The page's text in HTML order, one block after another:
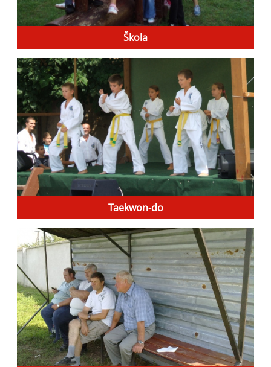
Škola
Taekwon-do